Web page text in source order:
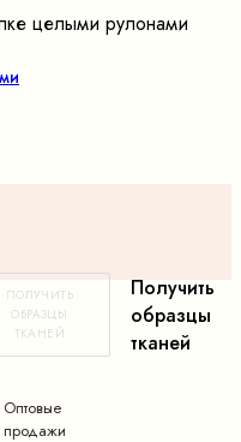
целыми рулонами
ПОЛУЧИТЬ
ОБРАЗЦЫ
ТКАНЕЙ
Получить
образцы
тканей
Оптовые
продажи